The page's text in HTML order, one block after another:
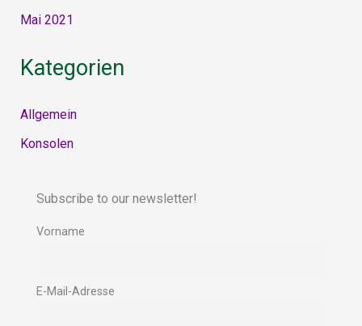
Mai 2021
Kategorien
Allgemein
Konsolen
Subscribe to our newsletter!
Vorname
E-Mail-Adresse